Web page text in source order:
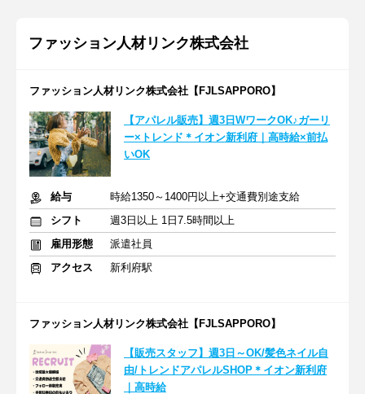
ファッション人材リンク株式会社
ファッション人材リンク株式会社【FJLSAPPORO】
【アパレル販売】週3日WワークOK♪ガーリ
ー×トレンド＊イオン新利府｜高時給×前払
いOK
給与
時給1350～1400円以上+交通費別途支給
シフト
週3日以上 1日7.5時間以上
雇用形態
派遣社員
アクセス
新利府駅
ファッション人材リンク株式会社【FJLSAPPORO】
【販売スタッフ】週3日～OK/髪色ネイル自
由/トレンドアパレルSHOP＊イオン新利府
｜高時給